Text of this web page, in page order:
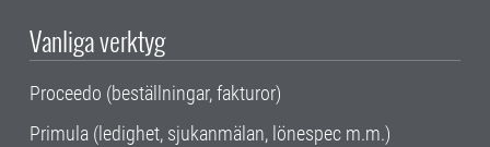
Vanliga verktyg
Proceedo (beställningar, fakturor)
Primula (ledighet, sjukanmälan, lönespec m.m.)